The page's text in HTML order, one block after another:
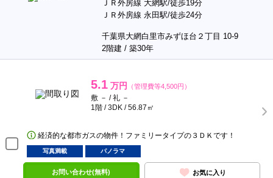
ＪＲ外房線 大網駅/徒歩19分
ＪＲ外房線 永田駅/徒歩24分
千葉県大網白里市みずほ台２丁目 10-9
2階建 / 築30年
5.1 万円 （管理費等4,500円）
敷 － / 礼 －
1階 / 3DK / 56.87㎡
経済的な都市ガスの物件！ファミリータイプの３ＤＫです！
写真満載 パノラマ
お問い合わせ(無料) お気に入り